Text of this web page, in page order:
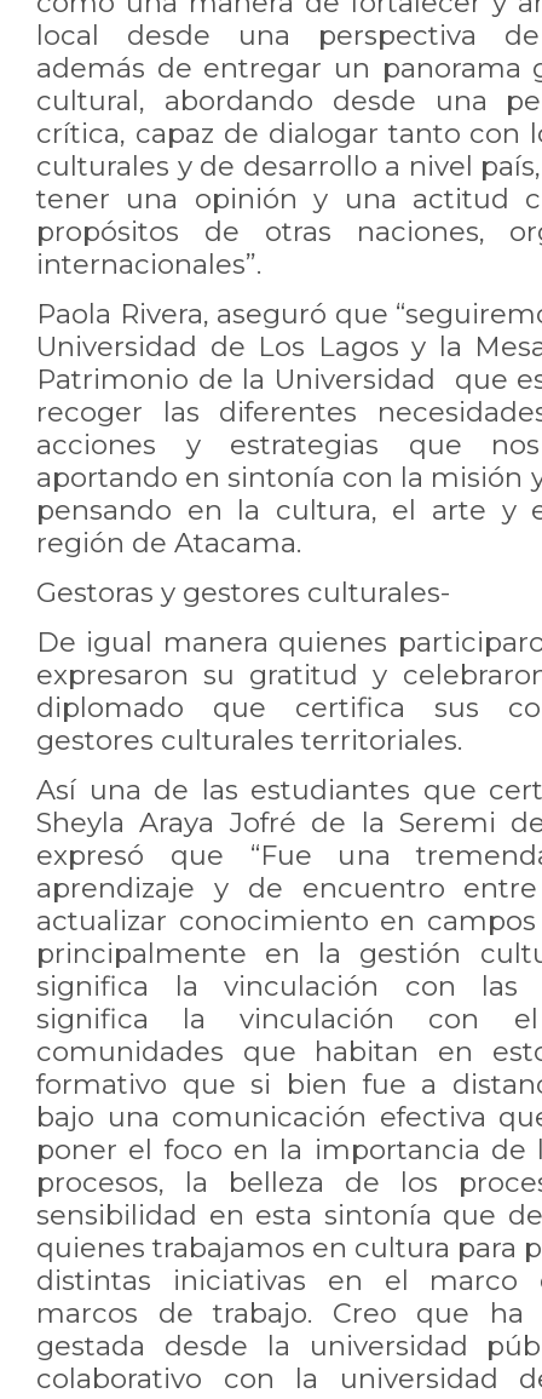
local desde una perspectiva de
además de entregar un panorama
cultural, abordando desde una
crítica, capaz de dialogar tanto con
culturales y de desarrollo a nivel
tener una opinión y una actitud
propósitos de otras naciones,
internacionales”.
Paola Rivera, aseguró que
Universidad de Los Lagos y la
Patrimonio de la Universidad que
recoger las diferentes
acciones y estrategias que
aportando en sintonía con la misión
pensando en la cultura, el arte y
región de Atacama.
Gestoras y gestores culturales-
De igual manera quienes
expresaron su gratitud y
diplomado que certifica sus
gestores culturales territoriales.
Así una de las estudiantes que
Sheyla Araya Jofré de la Seremi
expresó que “Fue una
aprendizaje y de encuentro
actualizar conocimiento en
principalmente en la gestión
significa la vinculación con las
significa la vinculación con
comunidades que habitan en
formativo que si bien fue a
bajo una comunicación efectiva
poner el foco en la importancia de
procesos, la belleza de los
sensibilidad en esta sintonía que
quienes trabajamos en cultura para
distintas iniciativas en el marco
marcos de trabajo. Creo que ha
gestada desde la universidad
colaborativo con la universidad